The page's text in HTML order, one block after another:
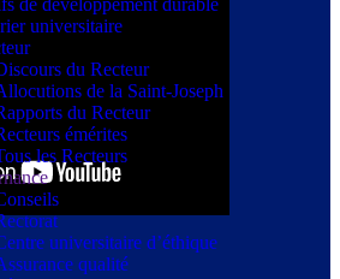
universitaire
du Recteur
de la Saint-Joseph
du Recteur
émérites
les Recteurs
universitaire d’éthique
qualité